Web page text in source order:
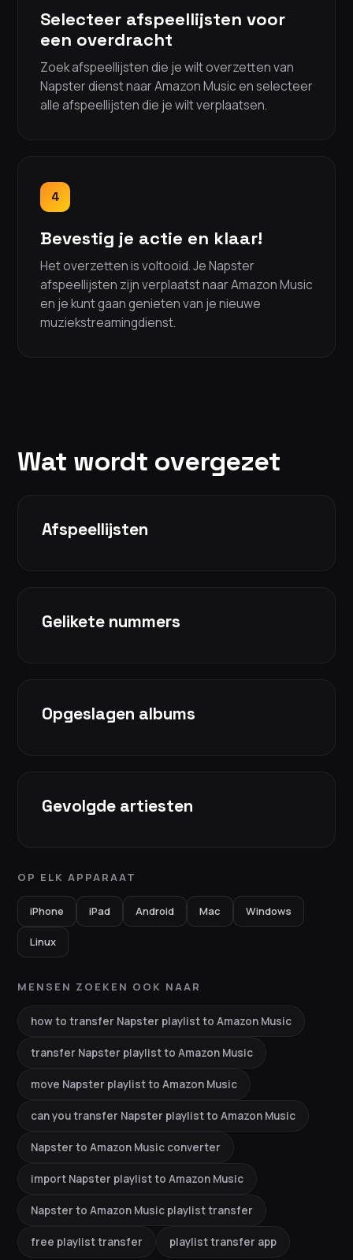
Selecteer afspeellijsten voor
een overdracht
Zoek afspeellijsten die je wilt overzetten van
Napster dienst naar Amazon Music en selecteer
alle afspeellijsten die je wilt verplaatsen.
4
Bevestig je actie en klaar!
Het overzetten is voltooid. Je Napster
afspeellijsten zijn verplaatst naar Amazon Music
en je kunt gaan genieten van je nieuwe
muziekstreamingdienst.
Wat wordt overgezet
Afspeellijsten
Gelikete nummers
Opgeslagen albums
Gevolgde artiesten
OP ELK APPARAAT
iPhone iPad Android Mac Windows
Linux
MENSEN ZOEKEN OOK NAAR
how to transfer Napster playlist to Amazon Music
transfer Napster playlist to Amazon Music
move Napster playlist to Amazon Music
can you transfer Napster playlist to Amazon Music
Napster to Amazon Music converter
import Napster playlist to Amazon Music
Napster to Amazon Music playlist transfer
free playlist transfer playlist transfer app